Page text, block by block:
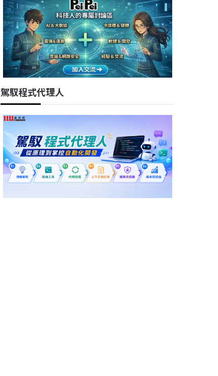
駕馭程式代理人